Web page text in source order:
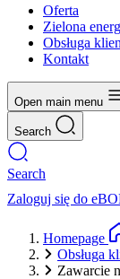
Oferta
Zielona
Obsługa
Kontakt
Open main menu
Search
Search
Zaloguj się do
Homepage
Obsługa
Zawarcie